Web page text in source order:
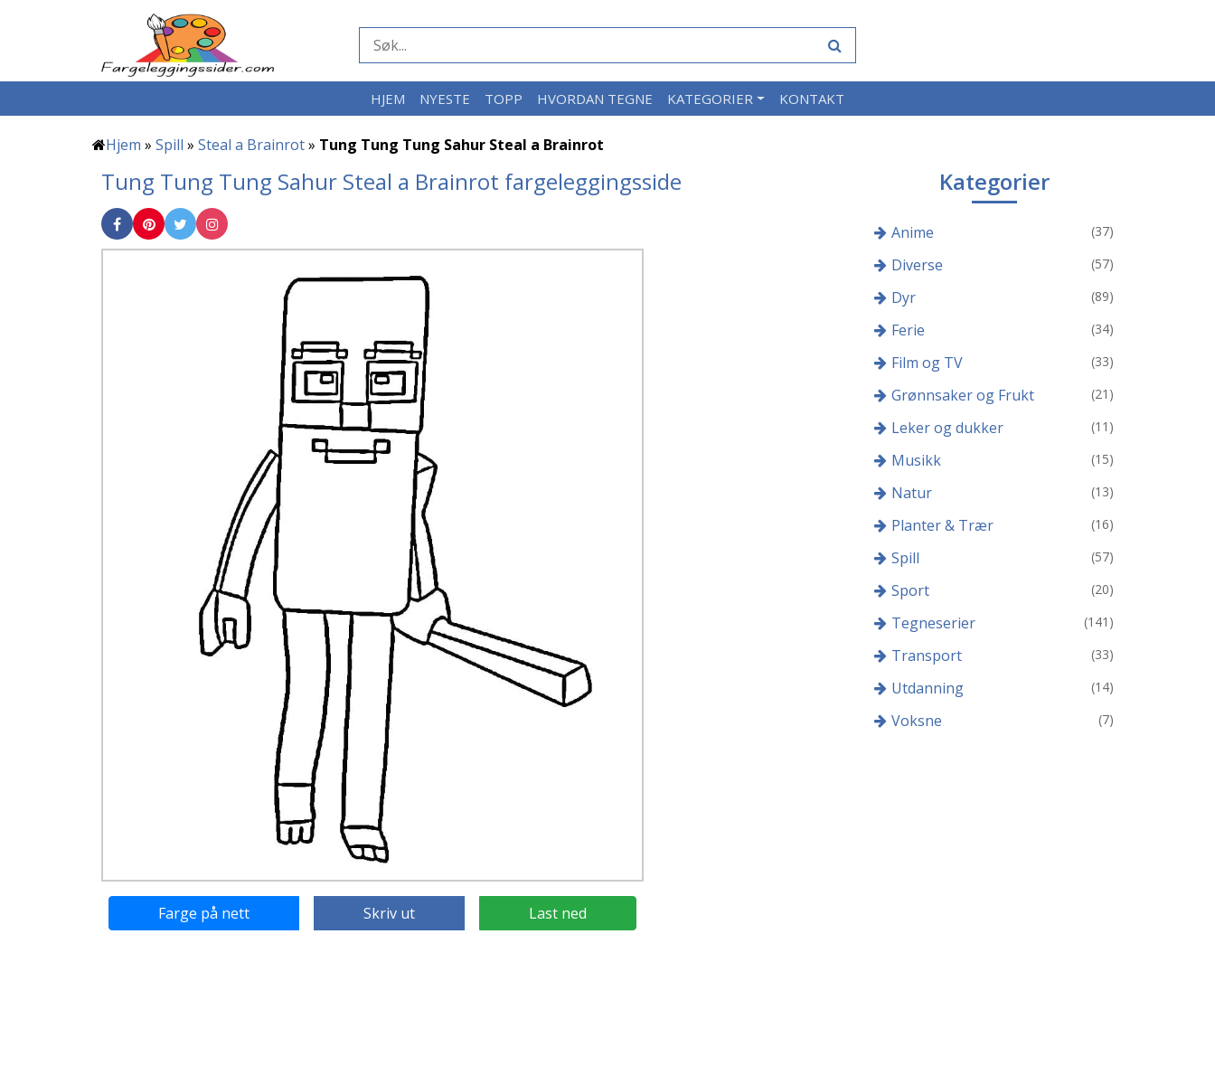
HJEM NYESTE TOPP HVORDAN TEGNE KATEGORIER KONTAKT
Hjem » Spill » Steal a Brainrot» Tung Tung Tung Sahur Steal a Brainrot
Tung Tung Tung Sahur Steal a Brainrot fargeleggingsside
Farge på nett Skriv ut Last ned
Kategorier
Anime (37)
Diverse (57)
Dyr (89)
Ferie (34)
Film og TV (33)
Grønnsaker og Frukt (21)
Leker og dukker (11)
Musikk (15)
Natur (13)
Planter & Trær (16)
Spill (57)
Sport (20)
Tegneserier (141)
Transport (33)
Utdanning (14)
Voksne (7)